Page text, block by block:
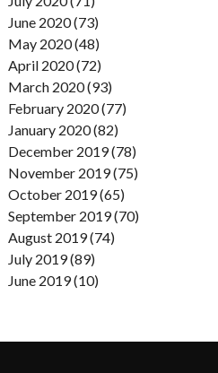
June 2020 (73)
May 2020 (48)
April 2020 (72)
March 2020 (93)
February 2020 (77)
January 2020 (82)
December 2019 (78)
November 2019 (75)
October 2019 (65)
September 2019 (70)
August 2019 (74)
July 2019 (89)
June 2019 (10)